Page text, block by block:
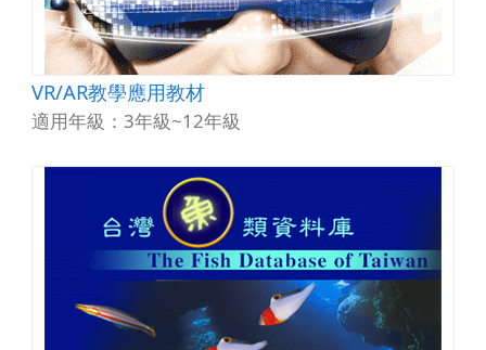
VR/AR教學應用教材
適用年級：3年級~12年級